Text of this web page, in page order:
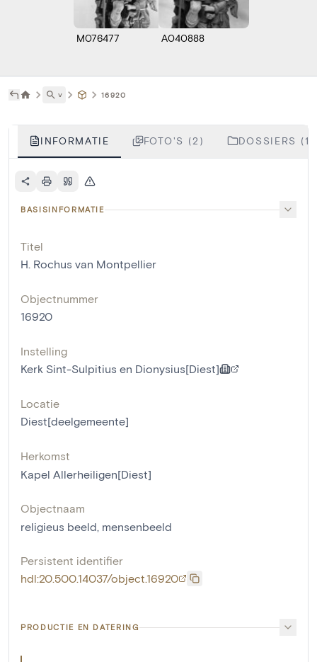
M076477 A040888
˅ 16920
INFORMATIE FOTO'S (2) DOSSIERS (1)
BASISINFORMATIE
Titel
H. Rochus van Montpellier
Objectnummer
16920
Instelling
Kerk Sint-Sulpitius en Dionysius[Diest]
Locatie
Diest[deelgemeente]
Herkomst
Kapel Allerheiligen[Diest]
Objectnaam
religieus beeld, mensenbeeld
Persistent identifier
hdl:20.500.14037/object.16920
PRODUCTIE EN DATERING